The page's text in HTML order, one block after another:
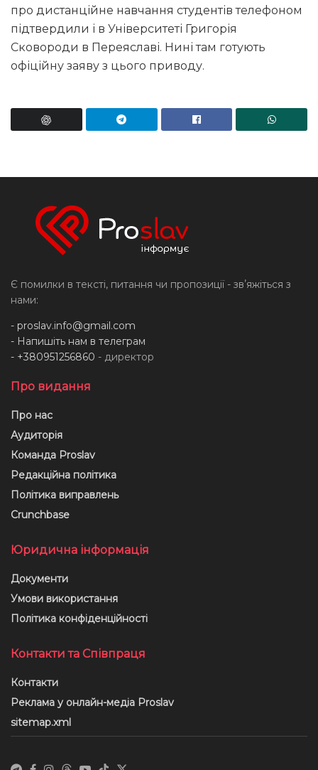
про дистанційне навчання студентів телефоном
підтвердили і в Університеті Григорія
Сковороди в Переяславі. Нині там готують
офіційну заяву з цього приводу.
Є помилки в тексті, питання чи пропозиції - звʼяжіться з
нами:
- proslav.info@gmail.com
- Напишіть нам в телеграм
- +380951256860 - директор
Про видання
Про нас
Аудиторія
Команда Proslav
Редакційна політика
Політика виправлень
Crunchbase
Юридична інформація
Документи
Умови використання
Політика конфіденційності
Контакти та Співпраця
Контакти
Реклама у онлайн-медіа Proslav
sitemap.xml